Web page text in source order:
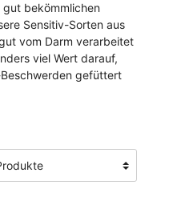
gut bekömmlichen
Sensitiv-Sorten aus
vom Darm verarbeitet
viel Wert darauf,
gefüttert